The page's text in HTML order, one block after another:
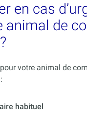
en cas
animal de
votre animal de
habituel